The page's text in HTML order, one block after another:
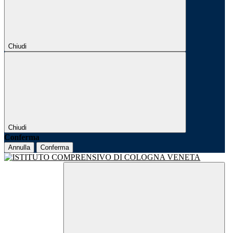
Chiudi
Chiudi
Conferma
Annulla Conferma